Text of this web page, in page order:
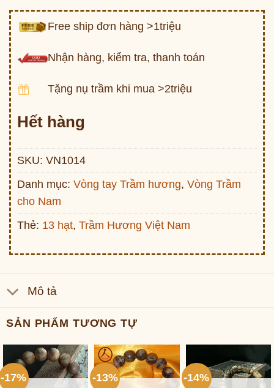
Free ship đơn hàng >1triệu
Nhận hàng, kiểm tra, thanh toán
Tặng nụ trầm khi mua >2triệu
Hết hàng
SKU: VN1014
Danh mục: Vòng tay Trầm hương, Vòng Trầm
cho Nam
Thẻ: 13 hạt, Trầm Hương Việt Nam
Mô tả
SẢN PHẨM TƯƠNG TỰ
-17%
-13%
-14%